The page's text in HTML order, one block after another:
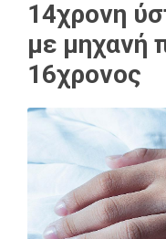
14χρονη
με μηχανή
16χρονος